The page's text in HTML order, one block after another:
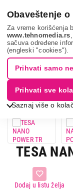
Obaveštenje
Za vreme korišćenja
www.tehnomedia.rs
sačuva određene
(engleski "cookies").
Saznaj više o
Prihvati samo
Prihvati sve
Sve za kuću i
Tesa nano power...
TESA
Dodaj u listu želja